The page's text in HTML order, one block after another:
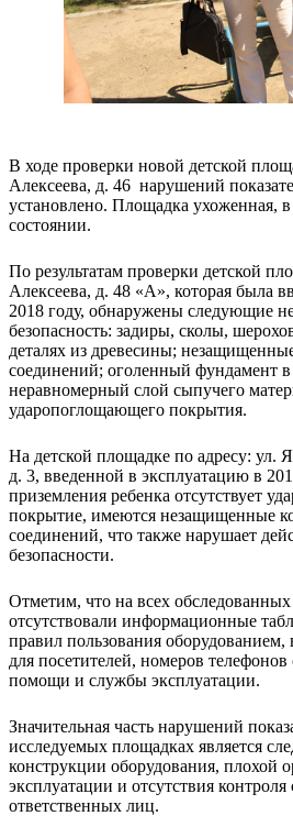
В ходе проверки новой детской
Алексеева, д. 46 нарушений
установлено. Площадка ухоженная,
состоянии.
По результатам проверки детской
Алексеева, д. 48 «А», которая была
2018 году, обнаружены следующие
безопасность: задиры, сколы,
деталях из древесины;
соединений; оголенный фундамент в
неравномерный слой сыпучего
ударопоглощающего покрытия.
На детской площадке по адресу: ул.
д. 3, введенной в эксплуатацию в
приземления ребенка отсутствует
покрытие, имеются незащищенные
соединений, что также нарушает
безопасности.
Отметим, что на всех
отсутствовали информационные
правил пользования оборудованием,
для посетителей, номеров
помощи и службы эксплуатации.
Значительная часть нарушений
исследуемых площадках является
конструкции оборудования, плохой
эксплуатации и отсутствия
ответственных лиц.